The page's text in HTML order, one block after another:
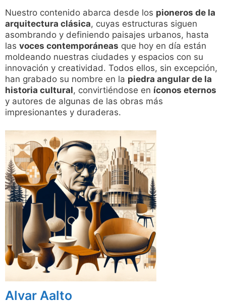
Nuestro contenido abarca desde los pioneros de la
arquitectura clásica, cuyas estructuras siguen
asombrando y definiendo paisajes urbanos, hasta
las voces contemporáneas que hoy en día están
moldeando nuestras ciudades y espacios con su
innovación y creatividad. Todos ellos, sin excepción,
han grabado su nombre en la piedra angular de la
historia cultural, convirtiéndose en íconos eternos
y autores de algunas de las obras más
impresionantes y duraderas.
Alvar Aalto